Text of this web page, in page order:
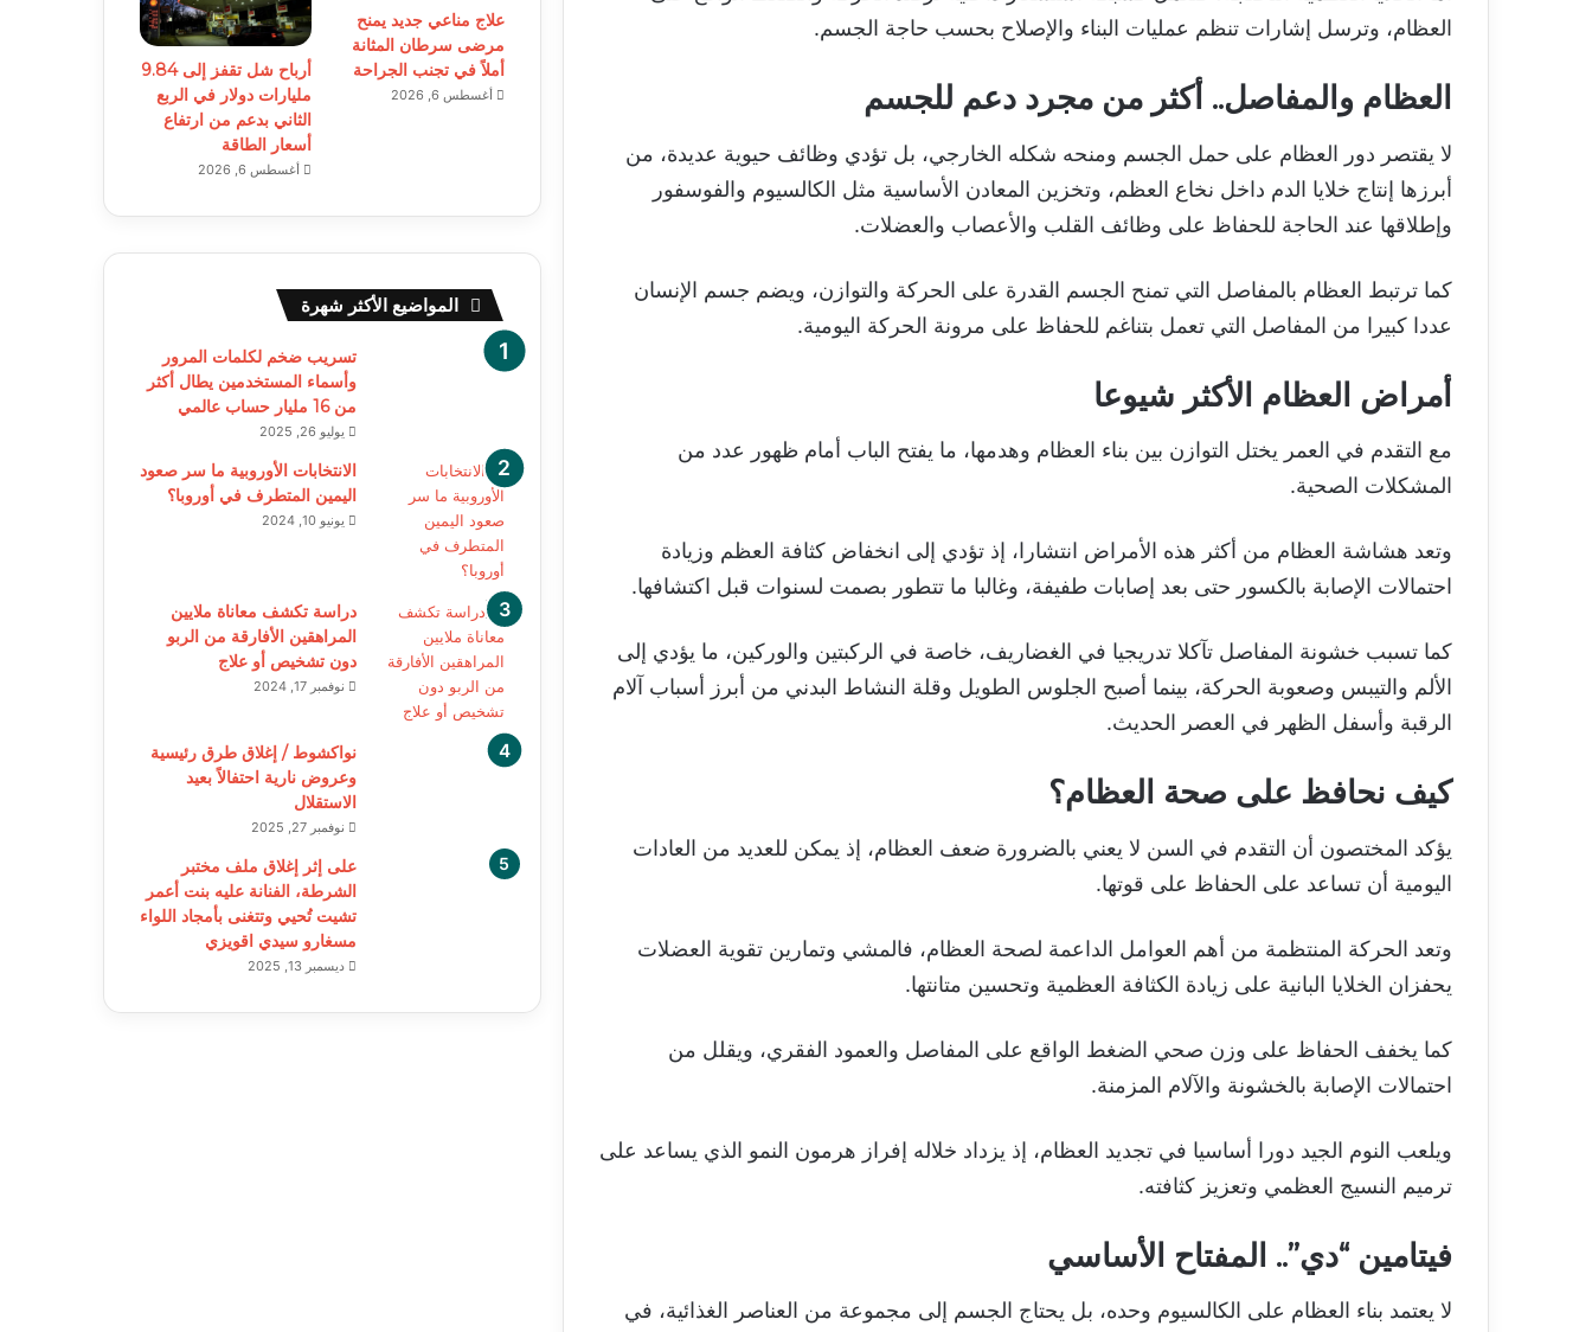
العظام، وترسل إشارات تنظم عمليات البناء والإصلاح بحسب حاجة الجسم.
العظام والمفاصل.. أكثر من مجرد دعم للجسم
لا يقتصر دور العظام على حمل الجسم ومنحه شكله الخارجي، بل تؤدي وظائف حيوية عديدة، من
أبرزها إنتاج خلايا الدم داخل نخاع العظم، وتخزين المعادن الأساسية مثل الكالسيوم والفوسفور
وإطلاقها عند الحاجة للحفاظ على وظائف القلب والأعصاب والعضلات.
كما ترتبط العظام بالمفاصل التي تمنح الجسم القدرة على الحركة والتوازن، ويضم جسم الإنسان
عددا كبيرا من المفاصل التي تعمل بتناغم للحفاظ على مرونة الحركة اليومية.
أمراض العظام الأكثر شيوعا
مع التقدم في العمر يختل التوازن بين بناء العظام وهدمها، ما يفتح الباب أمام ظهور عدد من
المشكلات الصحية.
وتعد هشاشة العظام من أكثر هذه الأمراض انتشارا، إذ تؤدي إلى انخفاض كثافة العظم وزيادة
احتمالات الإصابة بالكسور حتى بعد إصابات طفيفة، وغالبا ما تتطور بصمت لسنوات قبل اكتشافها.
كما تسبب خشونة المفاصل تآكلا تدريجيا في الغضاريف، خاصة في الركبتين والوركين، ما يؤدي إلى
الألم والتيبس وصعوبة الحركة، بينما أصبح الجلوس الطويل وقلة النشاط البدني من أبرز أسباب آلام
الرقبة وأسفل الظهر في العصر الحديث.
كيف نحافظ على صحة العظام؟
يؤكد المختصون أن التقدم في السن لا يعني بالضرورة ضعف العظام، إذ يمكن للعديد من العادات
اليومية أن تساعد على الحفاظ على قوتها.
وتعد الحركة المنتظمة من أهم العوامل الداعمة لصحة العظام، فالمشي وتمارين تقوية العضلات
يحفزان الخلايا البانية على زيادة الكثافة العظمية وتحسين متانتها.
كما يخفف الحفاظ على وزن صحي الضغط الواقع على المفاصل والعمود الفقري، ويقلل من
احتمالات الإصابة بالخشونة والآلام المزمنة.
ويلعب النوم الجيد دورا أساسيا في تجديد العظام، إذ يزداد خلاله إفراز هرمون النمو الذي يساعد على
ترميم النسيج العظمي وتعزيز كثافته.
فيتامين “دي”.. المفتاح الأساسي
لا يعتمد بناء العظام على الكالسيوم وحده، بل يحتاج الجسم إلى مجموعة من العناصر الغذائية، في
علاج مناعي جديد يمنح
مرضى سرطان المثانة
أملاً في تجنب الجراحة
أغسطس 6, 2026
أرباح شل تقفز إلى 9.84
مليارات دولار في الربع
الثاني بدعم من ارتفاع
أسعار الطاقة
أغسطس 6, 2026
المواضيع الأكثر شهرة
تسريب ضخم لكلمات المرور
وأسماء المستخدمين يطال أكثر
من 16 مليار حساب عالمي
يوليو 26, 2025
الانتخابات الأوروبية ما سر صعود
اليمين المتطرف في أوروبا؟
يونيو 10, 2024
دراسة تكشف معاناة ملايين
المراهقين الأفارقة من الربو
دون تشخيص أو علاج
نوفمبر 17, 2024
نواكشوط / إغلاق طرق رئيسية
وعروض نارية احتفالاً بعيد
الاستقلال
نوفمبر 27, 2025
على إثر إغلاق ملف مختبر
الشرطة، الفنانة عليه بنت أعمر
تشيت تُحيي وتتغنى بأمجاد اللواء
مسغارو سيدي اقويزي
ديسمبر 13, 2025